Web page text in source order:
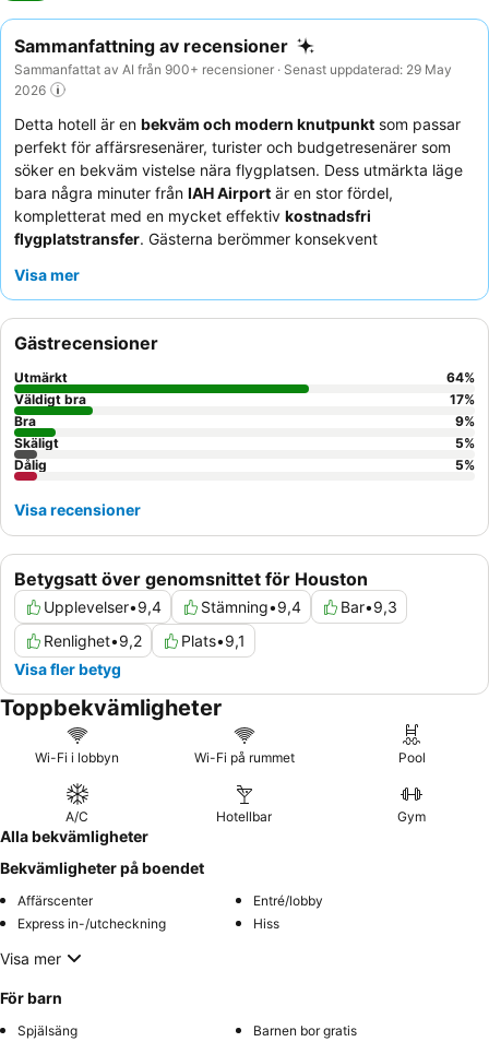
Sammanfattning av recensioner
Sammanfattat av AI från 900+ recensioner · Senast uppdaterad: 29 May
2026
Detta hotell är en bekväm och modern knutpunkt som passar
perfekt för affärsresenärer, turister och budgetresenärer som
söker en bekväm vistelse nära flygplatsen. Dess utmärkta läge
bara några minuter från IAH Airport är en stor fördel,
kompletterat med en mycket effektiv kostnadsfri
flygplatstransfer. Gästerna berömmer konsekvent
kostnadsfria frukostbuffén, som erbjuder ett bra utbud av
rekommenderar gästerna att be om ett rum som vetter bort från
flygvägen för att minimera flygplansbuller.
Visa mer
Betygsatt över genomsnittet för Houston
Upplevelser•9,4 Stämning•9,4 Bar•9,3
Renlighet•9,2 Plats•9,1
Visa fler betyg
Gästrecensioner
Utmärkt 64%
Väldigt bra
17%
Bra
9%
Skäligt
5%
Dålig
5%
Visa recensioner
Toppbekvämligheter
Wi-Fi i lobbyn Wi-Fi på rummet Pool
A/C Hotellbar Gym
Alla bekvämligheter
Bekvämligheter på boendet
Affärscenter
Entré/lobby
Express in-/utcheckning
Hiss
Visa mer
För barn
Spjälsäng Barnen bor gratis